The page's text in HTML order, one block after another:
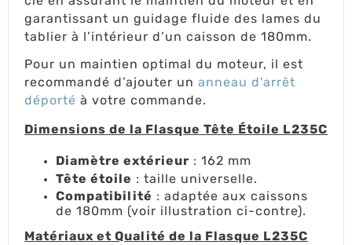
garantissant un guidage fluide des lames du
tablier à l’intérieur d’un caisson de 180mm.
Pour un maintien optimal du moteur, il est
recommandé d’ajouter un anneau d'arrêt
déporté à votre commande.
Dimensions de la Flasque Tête Étoile L235C
Diamètre extérieur : 162 mm
Tête étoile : taille universelle.
Compatibilité : adaptée aux caissons
de 180mm (voir illustration ci-contre).
Matériaux et Qualité de la Flasque L235C